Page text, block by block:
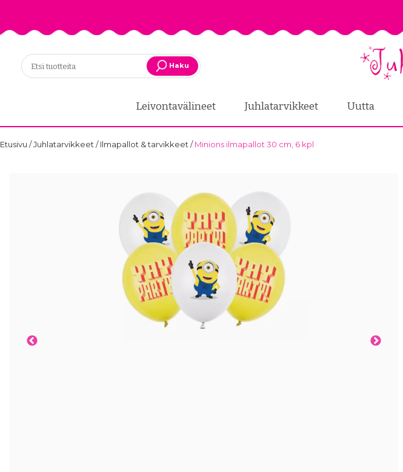
Haku
Leivontavälineet Juhlatarvikkeet Uutta
Etusivu /Juhlatarvikkeet /Ilmapallot & tarvikkeet /Minions ilmapallot 30 cm, 6 kpl